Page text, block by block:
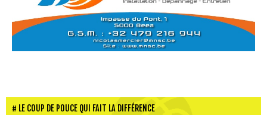
LE COUP DE POUCE QUI FAIT LA DIFFÉRENCE